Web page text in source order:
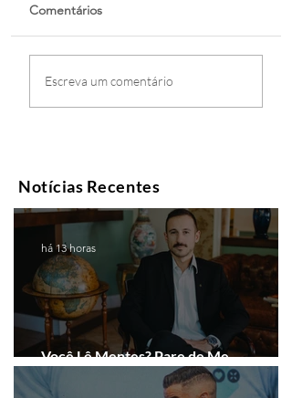
Comentários
Escreva um comentário
Notícias Recentes
Você Lê Mentes? Pare de Me
há 13 horas